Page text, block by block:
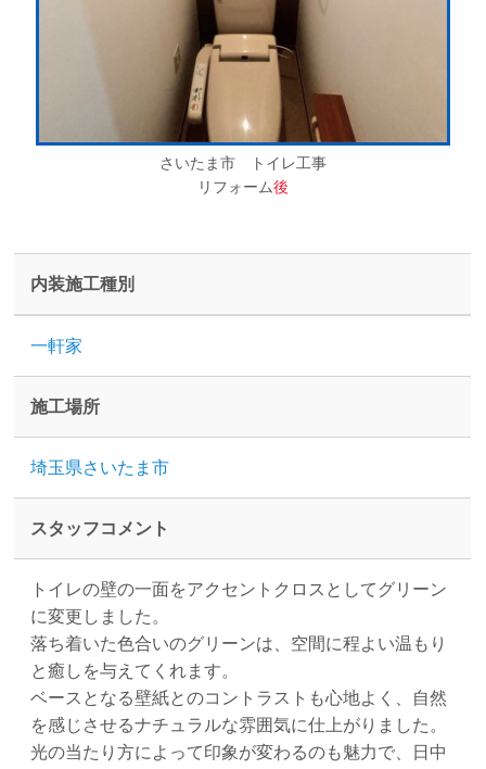
さいたま市 トイレ工事
リフォーム後
内装施工種別
一軒家
施工場所
埼玉県さいたま市
スタッフコメント
トイレの壁の一面をアクセントクロスとしてグリーン
に変更しました。
落ち着いた色合いのグリーンは、空間に程よい温もり
と癒しを与えてくれます。
ベースとなる壁紙とのコントラストも心地よく、自然
を感じさせるナチュラルな雰囲気に仕上がりました。
光の当たり方によって印象が変わるのも魅力で、日中